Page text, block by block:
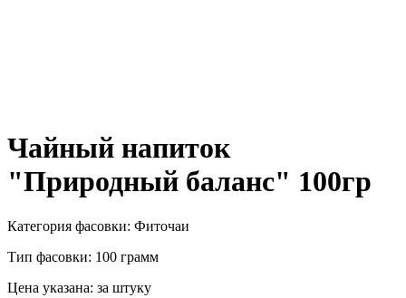
Чайный напиток
"Природный баланс" 100гр
Категория фасовки: Фиточаи
Тип фасовки: 100 грамм
Цена указана: за штуку